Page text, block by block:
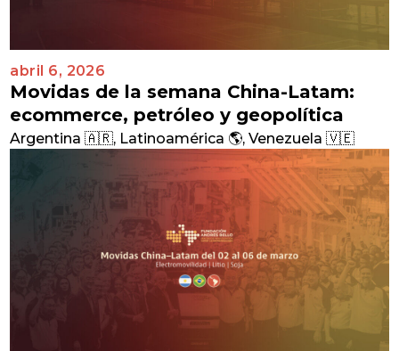
abril 6, 2026
Movidas de la semana China-Latam:
ecommerce, petróleo y geopolítica
Argentina 🇦🇷, Latinoamérica 🌎,Venezuela 🇻🇪